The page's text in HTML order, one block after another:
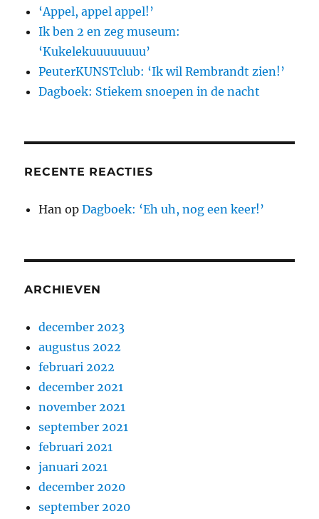
‘Appel, appel appel!’
Ik ben 2 en zeg museum:
‘Kukelekuuuuuuuu’
PeuterKUNSTclub: ‘Ik wil Rembrandt zien!’
Dagboek: Stiekem snoepen in de nacht
RECENTE REACTIES
Han opDagboek: ‘Eh uh, nog een keer!’
ARCHIEVEN
december 2023
augustus 2022
februari 2022
december 2021
november 2021
september 2021
februari 2021
januari 2021
december 2020
september 2020